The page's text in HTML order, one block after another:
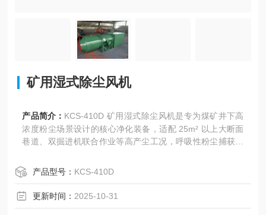
矿用湿式除尘风机
产品简介： KCS-410D 矿用湿式除尘风机是专为煤矿井下高
浓度粉尘场景设计的核心净化装备，适配 25m² 以上大断面
巷道、双掘进机联合作业等高产尘工况，呼吸性粉尘捕获率
产品型号： KCS-410D
更新时间： 2025-10-31